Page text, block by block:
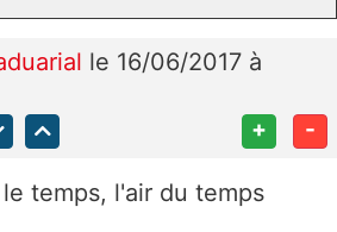
le 16/06/2017 à
+ -
temps, l'air du temps